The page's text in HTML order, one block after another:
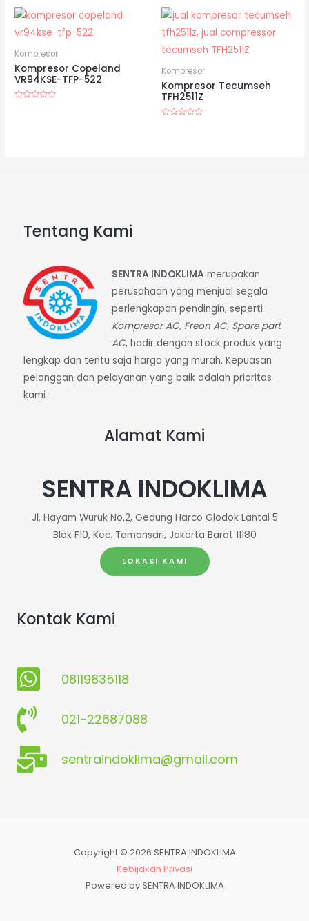
5
Kompresor
Kompresor Copeland
VR94KSE-TFP-522
Kompresor
Kompresor Tecumseh
TFH2511Z
Tentang Kami
SENTRA INDOKLIMAmerupakan
perusahaan yang menjual segala
perlengkapan pendingin, seperti
Kompresor AC, Freon AC, Spare part
AC, hadir dengan stock produk yang
lengkap dan tentu saja harga yang murah. Kepuasan
pelanggan dan pelayanan yang baik adalah prioritas
kami
Alamat Kami
SENTRA INDOKLIMA
Jl. Hayam Wuruk No.2, Gedung Harco Glodok Lantai 5
Blok F10, Kec. Tamansari, Jakarta Barat 11180
LOKASI KAMI
Kontak Kami
08119835118
021-22687088
sentraindoklima@gmail.com
Copyright © 2026 SENTRA INDOKLIMA
Kebijakan Privasi
Powered by SENTRA INDOKLIMA